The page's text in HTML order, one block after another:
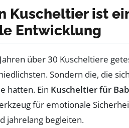
Kuscheltier ist
Entwicklung
über 30 Kuscheltiere
Sondern die, die
hatten. Ein Kuscheltier für
für emotionale
jahrelang begleiten.